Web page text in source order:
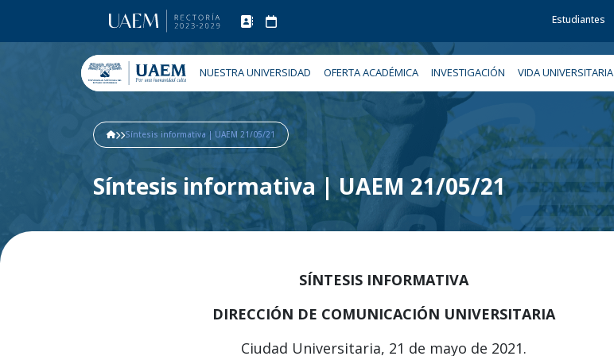
Estudiantes
NUESTRA UNIVERSIDAD OFERTA ACADÉMICA INVESTIGACIÓN VIDA UNIVERSITARIA
Síntesis informativa | UAEM 21/05/21
Síntesis informativa | UAEM 21/05/21
SÍNTESIS INFORMATIVA
DIRECCIÓN DE COMUNICACIÓN UNIVERSITARIA
Ciudad Universitaria, 21 de mayo de 2021.